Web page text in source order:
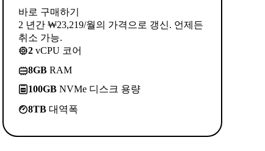
바로 구매하기
2 년간 ₩23,219/월의 가격으로 갱신. 언제든
취소 가능.
2 vCPU 코어
8GB RAM
100GB NVMe 디스크 용량
8TB 대역폭